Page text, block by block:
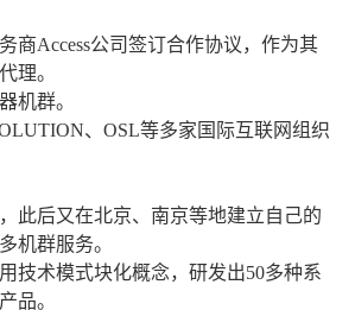
商Access公司签订合作协议，作为其
理。
机群。
、OSL等多家国际互联网组织
此后又在北京、南京等地建立自己的
机群服务。
技术模式块化概念，研发出50多种系
品。